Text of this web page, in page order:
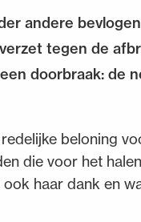
andere
tegen de
doorbraak: de
beloning
die voor het
haar dank en